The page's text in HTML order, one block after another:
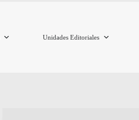
Unidades Editoriales